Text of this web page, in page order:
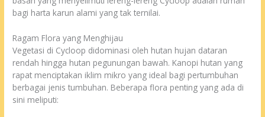
bagi harta karun alami yang tak ternilai.
Ragam Flora yang Menghijau
Vegetasi di Cycloop didominasi oleh hutan hujan dataran
rendah hingga hutan pegunungan bawah. Kanopi hutan yang
rapat menciptakan iklim mikro yang ideal bagi pertumbuhan
berbagai jenis tumbuhan. Beberapa flora penting yang ada di
sini meliputi: